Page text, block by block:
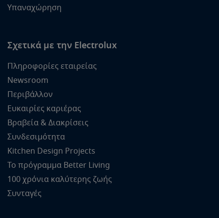
Υπαναχώρηση
Σχετικά με την Electrolux
Πληροφορίες εταιρείας
Newsroom
Περιβάλλον
Ευκαιρίες καριέρας
Βραβεία & Διακρίσεις
Συνδεσιμότητα
Kitchen Design Projects
Το πρόγραμμα Better Living
100 χρόνια καλύτερης ζωής
Συνταγές